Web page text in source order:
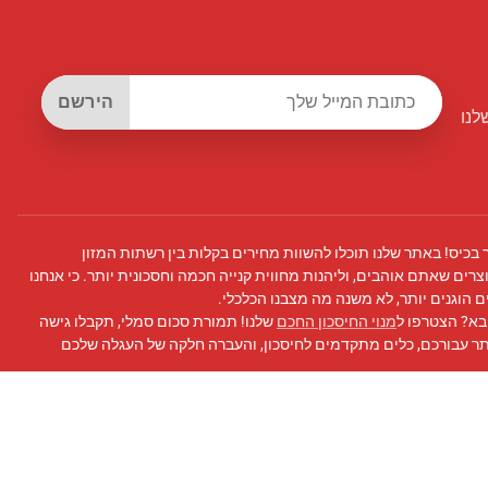
הירשם
בכיס! באתר שלנו תוכלו להשוות מחירים בקלות בין רשתות המזון
שאתם אוהבים, וליהנות מחווית קנייה חכמה וחסכונית יותר. כי אנחנו
הוגנים יותר, לא משנה מה מצבנו הכלכלי.
הצטרפו למנוי החיסכון החכם שלנו! תמורת סכום סמלי, תקבלו גישה
עבורכם, כלים מתקדמים לחיסכון, והעברה חלקה של העגלה שלכם